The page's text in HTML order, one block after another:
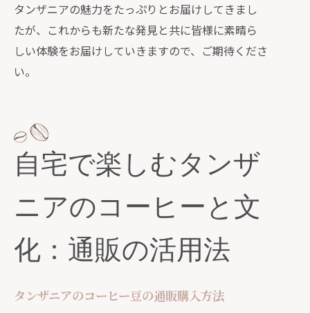
タンザニアの魅力をたっぷりとお届けしてきまし
たが、これからも新たな発見と共に皆様に素晴ら
しい体験をお届けしていきますので、ご期待くださ
い。
自宅で楽しむタンザ
ニアのコーヒーと文
化：通販の活用法
タンザニアのコーヒー豆の通販購入方法